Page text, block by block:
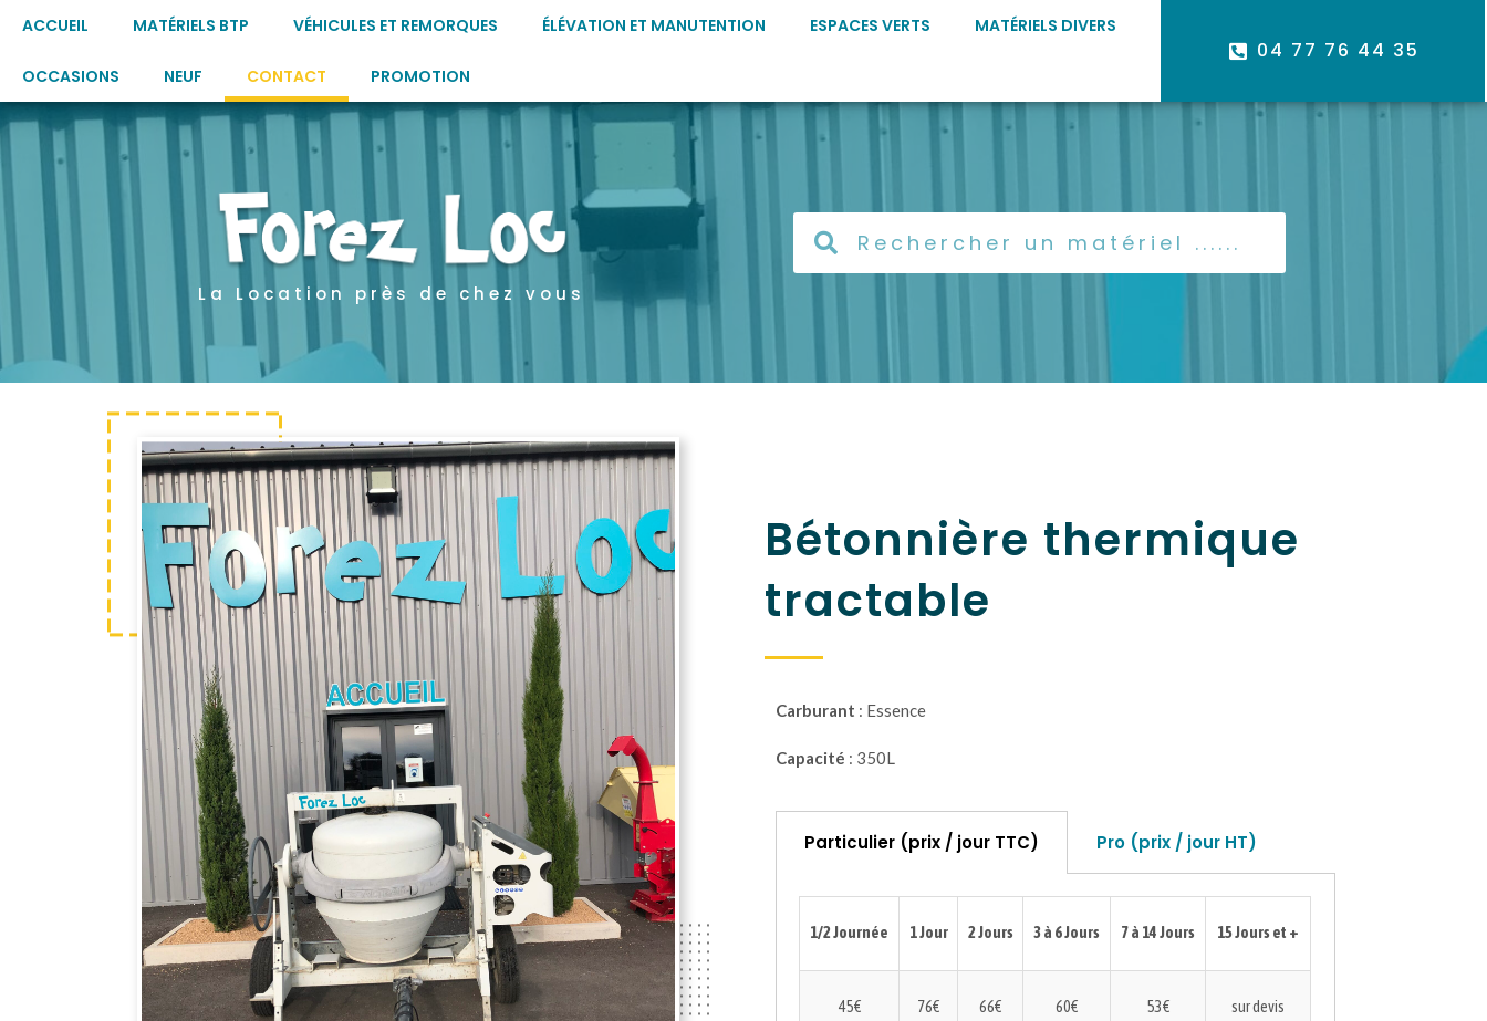
ACCUEIL MATÉRIELS BTP VÉHICULES ET REMORQUES ÉLÉVATION ET MANUTENTION ESPACES VERTS MATÉRIELS DIVERS
OCCASIONS NEUF CONTACT PROMOTION
04 77 76 44 35
La Location près de chez vous
Bétonnière thermique
tractable
Carburant : Essence
Capacité : 350L
Particulier (prix / jour TTC) Pro (prix / jour HT)
1/2 Journée 1 Jour 2 Jours 3 à 6 Jours 7 à 14 Jours 15 Jours et +
45€ 76€ 66€ 60€ 53€ sur devis